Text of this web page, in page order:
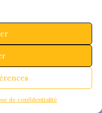
de confidentialité